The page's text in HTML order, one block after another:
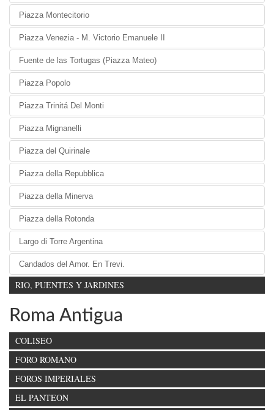
Piazza Montecitorio
Piazza Venezia - M. Victorio Emanuele II
Fuente de las Tortugas (Piazza Mateo)
Piazza Popolo
Piazza Trinitá Del Monti
Piazza Mignanelli
Piazza del Quirinale
Piazza della Repubblica
Piazza della Minerva
Piazza della Rotonda
Largo di Torre Argentina
Candados del Amor. En Trevi.
RIO, PUENTES Y JARDINES
Roma Antigua
COLISEO
FORO ROMANO
FOROS IMPERIALES
EL PANTEON